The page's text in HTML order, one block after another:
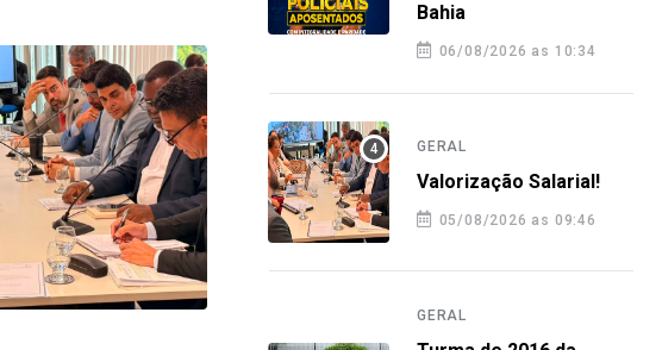
Bahia
06/08/2026 as 10:34
GERAL
Valorização Salarial!
05/08/2026 as 09:46
GERAL